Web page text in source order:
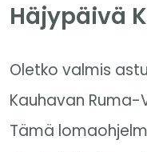
Häjypäivä
Oletko valmis
Kauhavan Ruma-
Tämä